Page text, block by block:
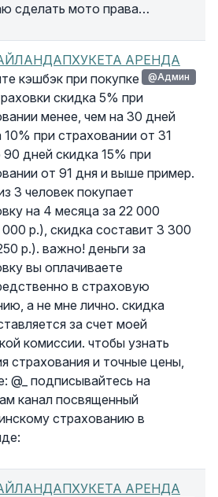
сделать мото права…
АРЕНДА
@Админ
кэшбэк при покупке
скидка 5% при
менее, чем на 30 дней
10% при страховании от 31
дней скидка 15% при
от 91 дня и выше пример.
3 человек покупает
на 4 месяца за 22 000
р.), скидка составит 3 300
р.). важно! деньги за
вы оплачиваете
в страховую
а не мне лично. скидка
за счет моей
комиссии. чтобы узнать
страхования и точные цены,
@_ подписывайтесь на
канал посвященный
страхованию в
АРЕНДА